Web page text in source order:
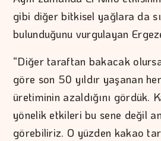
gibi diğer bitkisel yağlara da
bulunduğunu vurgulayan
“Diğer taraftan bakacak
göre son 50 yıldır yaşanan
üretiminin azaldığını gördük.
yönelik etkileri bu sene değil
görebiliriz. O yüzden kakao